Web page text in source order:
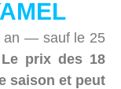
an — sauf le 25
Le prix des 18
saison et peut